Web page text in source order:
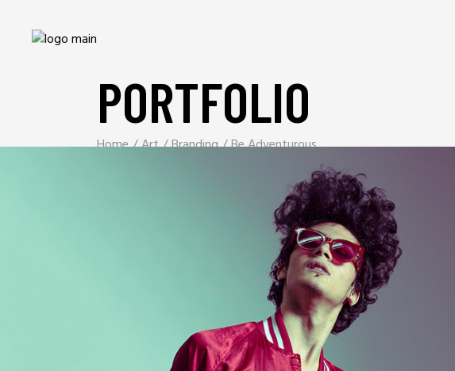
PORTFOLIO
Home Art Branding Be Adventurous